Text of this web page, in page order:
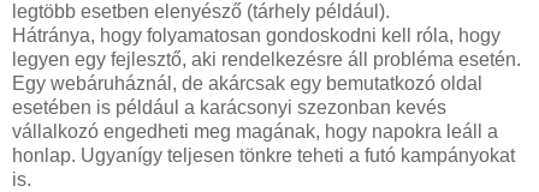
legtöbb esetben elenyésző (tárhely például).
Hátránya, hogy folyamatosan gondoskodni kell róla, hogy
legyen egy fejlesztő, aki rendelkezésre áll probléma esetén.
Egy webáruháznál, de akárcsak egy bemutatkozó oldal
esetében is például a karácsonyi szezonban kevés
vállalkozó engedheti meg magának, hogy napokra leáll a
honlap. Ugyanígy teljesen tönkre teheti a futó kampányokat
is.